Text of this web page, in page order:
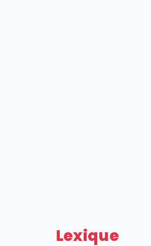
Lexique